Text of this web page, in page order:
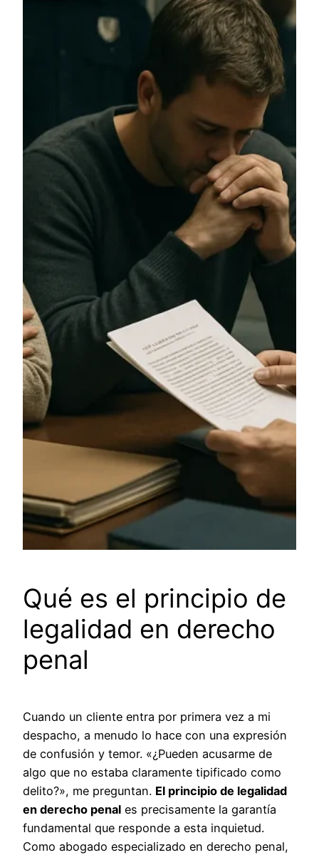
Qué es el principio de
legalidad en derecho
penal
Cuando un cliente entra por primera vez a mi
despacho, a menudo lo hace con una expresión
de confusión y temor. «¿Pueden acusarme de
algo que no estaba claramente tipificado como
delito?», me preguntan. El principio de legalidad
en derecho penal es precisamente la garantía
fundamental que responde a esta inquietud.
Como abogado especializado en derecho penal,